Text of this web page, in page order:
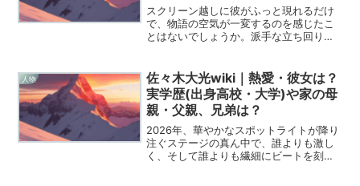
スクリーン越しに彼がふっと現れるだけ
で、物語の空気が一変するのを感じたこ
とはないでしょうか。派手な立ち回りで
て深く彩る山中崇さんという俳優の存在
は、今の日本映画界やドラマ...
人物
佐々木大光wiki｜熱愛・彼女は？
実学歴(出身高校・大学)や家の母
親・父親、兄弟は？
2026年、華やかなスポットライトが降り
注ぐステージの真ん中で、誰よりも激し
く、そして誰よりも繊細にビートを刻む